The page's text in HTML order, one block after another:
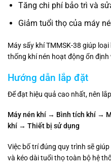
Tăng chi phí bảo trì và
Giảm tuổi thọ của máy
Máy sấy khí TMMSK-38 giúp
thống khí nén hoạt động ổn định
Hướng dẫn lắp đặt
Để đạt hiệu quả cao nhất, nên
Máy nén khí → Bình tích khí →
khí → Thiết bị sử dụng
Việc bố trí đúng quy trình sẽ
và kéo dài tuổi thọ toàn bộ hệ